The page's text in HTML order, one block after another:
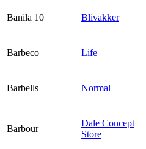
Banila 10 Blivakker
Barbeco Life
Barbells Normal
Barbour
Dale Concept
Store